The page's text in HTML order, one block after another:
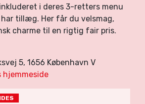
i deres 3-retters menu
tillæg. Her får du velsmag,
charme til en rigtig fair pris.
5, 1656 København V
hjemmeside